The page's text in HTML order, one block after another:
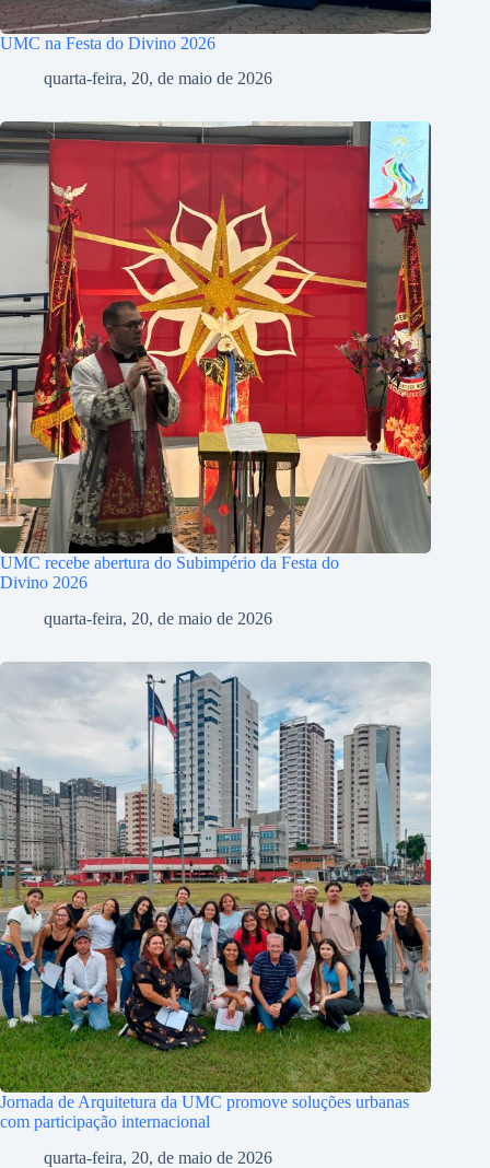
UMC na Festa do Divino 2026
quarta-feira, 20, de maio de 2026
UMC recebe abertura do Subimpério da Festa do
Divino 2026
quarta-feira, 20, de maio de 2026
Jornada de Arquitetura da UMC promove soluções urbanas
com participação internacional
quarta-feira, 20, de maio de 2026